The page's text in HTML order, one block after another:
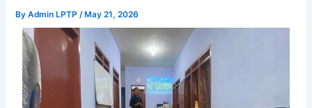
ByAdmin LPTP/ May 21, 2026